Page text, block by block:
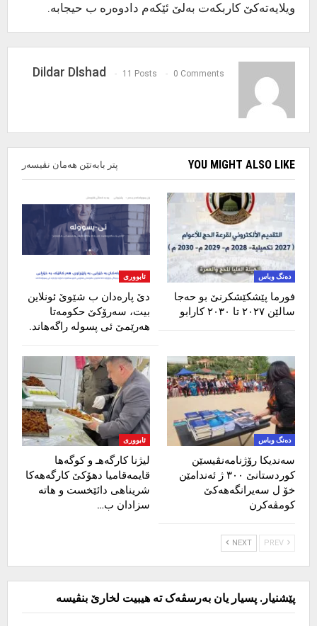
ویلایه‌ته‌كێ كاربكه‌ت به‌لێ ئێكه‌م دادوه‌ره‌ ب حیجابه‌.
Dildar Dlshad 11 Posts 0 Comments
YOU MIGHT ALSO LIKE پتر بابەتێن هەمان نڤیسەر
دەنگ وباس
فورما پێشکێشکرنێ بو ‌حەجا
سالێن ٢٠٢٧ تا ٢٠٣٠ کارابو
ئابووری
دێ پارەدان ب شێوێ ئونلاین
بیت، سەرۆکێ حکومەتا
هەرێمێ ئی پسولە راگەهاند.
دەنگ وباس
سەندیکا رۆژنامەنڤیسێن
کوردستانێ ٣٠٠ ژ ئەندامێن
خۆ ل سەیرانگەهەکێ
کومڤەکرن
ئابووری
لیژنا کارگەهـ و کوگەها
قایمەقامیا دهۆکێ کارگەهەکا
شریناهی دائێخست و هاتە
سزادان ب…
PREV
NEXT
پێشنیار. پسیار یان بەرسڤەک تە هیبیت لخارێ بنڤیسە